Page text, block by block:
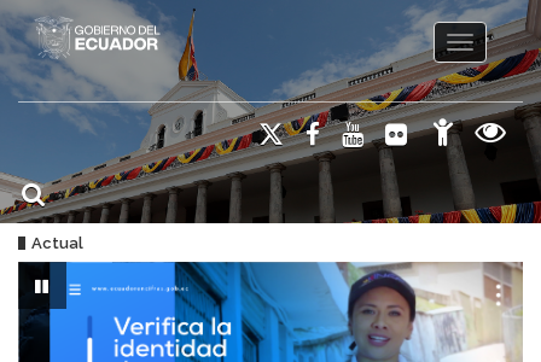
Toggle
Actual